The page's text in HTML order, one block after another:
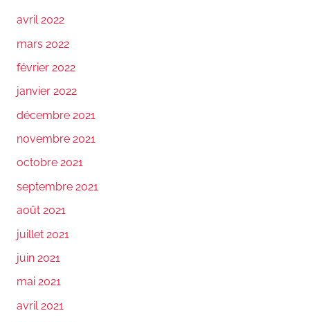
avril 2022
mars 2022
février 2022
janvier 2022
décembre 2021
novembre 2021
octobre 2021
septembre 2021
août 2021
juillet 2021
juin 2021
mai 2021
avril 2021